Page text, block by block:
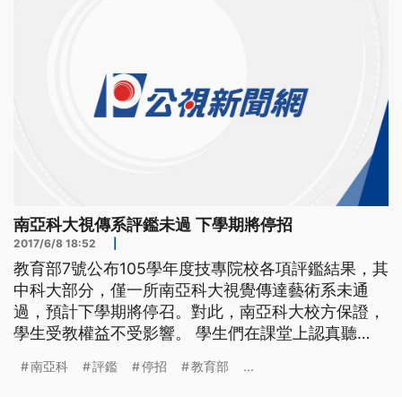
南亞科大視傳系評鑑未過 下學期將停招
2017/6/8 18:52
教育部7號公布105學年度技專院校各項評鑑結果，其
中科大部分，僅一所南亞科大視覺傳達藝術系未通
過，預計下學期將停召。對此，南亞科大校方保證，
學生受教權益不受影響。 學生們在課堂上認真聽
結果，七所科大、四所技術學院和六所專校中，只有
南亞科 評鑑 停招 教育部 ...